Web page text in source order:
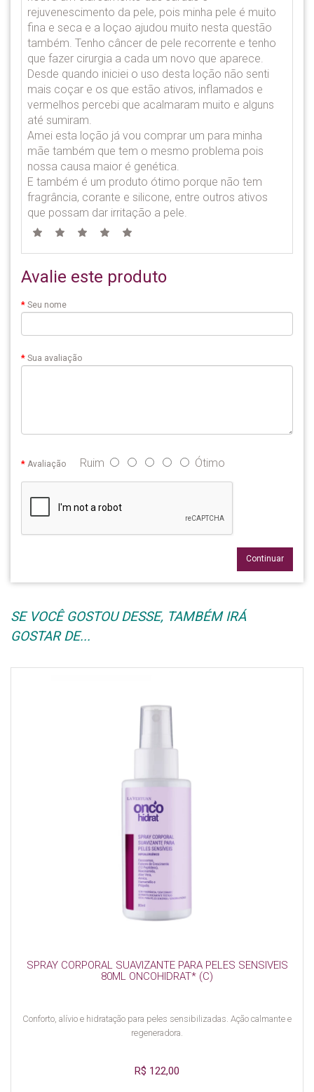
rejuvenescimento da pele, pois minha pele é muito
fina e seca e a loçao ajudou muito nesta questão
também. Tenho câncer de pele recorrente e tenho
que fazer cirurgia a cada um novo que aparece.
Desde quando iniciei o uso desta loção não senti
mais coçar e os que estão ativos, inflamados e
vermelhos percebi que acalmaram muito e alguns
até sumiram.
Amei esta loção já vou comprar um para minha
mãe também que tem o mesmo problema pois
nossa causa maior é genética.
E também é um produto ótimo porque não tem
fragrância, corante e silicone, entre outros ativos
que possam dar irritação a pele.
Avalie este produto
Seu nome
Sua avaliação
Avaliação Ruim Ótimo
Continuar
SE VOCÊ GOSTOU DESSE, TAMBÉM IRÁ
GOSTAR DE...
SPRAY CORPORAL SUAVIZANTE PARA PELES SENSIVEIS
80ML ONCOHIDRAT* (C)
Conforto, alívio e hidratação para peles sensibilizadas. Ação calmante e
regeneradora.
R$ 122,00